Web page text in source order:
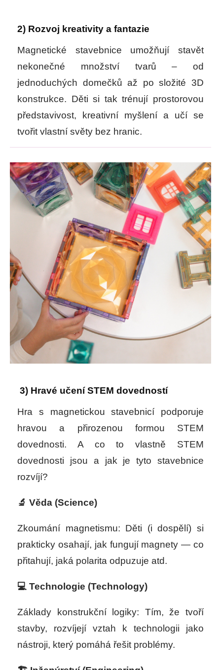
2) Rozvoj kreativity a fantazie
Magnetické stavebnice umožňují stavět
nekonečné množství tvarů – od
jednoduchých domečků až po složité 3D
konstrukce. Děti si tak trénují prostorovou
představivost, kreativní myšlení a učí se
tvořit vlastní světy bez hranic.
3) Hravé učení STEM dovedností
Hra s magnetickou stavebnicí podporuje
hravou a přirozenou formou STEM
dovednosti. A co to vlastně STEM
dovednosti jsou a jak je tyto stavebnice
rozvíjí?
🔬 Věda (Science)
Zkoumání magnetismu: Děti (i dospělí) si
prakticky osahají, jak fungují magnety — co
přitahují, jaká polarita odpuzuje atd.
💻 Technologie (Technology)
Základy konstrukční logiky: Tím, že tvoří
stavby, rozvíjejí vztah k technologii jako
nástroji, který pomáhá řešit problémy.